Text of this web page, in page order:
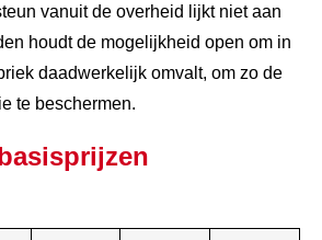
vanuit de overheid lijkt niet aan
houdt de mogelijkheid open om in
daadwerkelijk omvalt, om zo de
te beschermen.